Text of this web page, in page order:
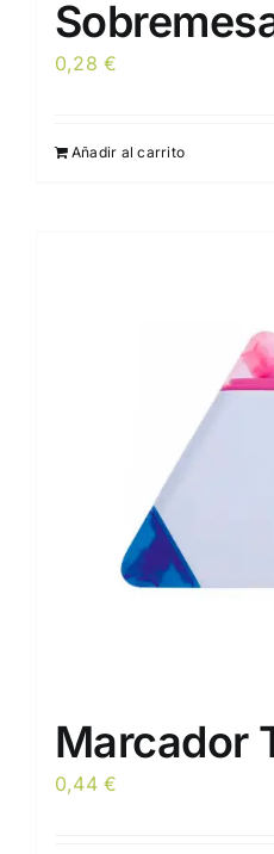
0,28€
Añadir al carrito
Marcador
0,44€